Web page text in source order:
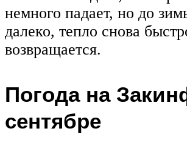
немного падает, но до
далеко, тепло снова
возвращается.
Погода на
сентябре